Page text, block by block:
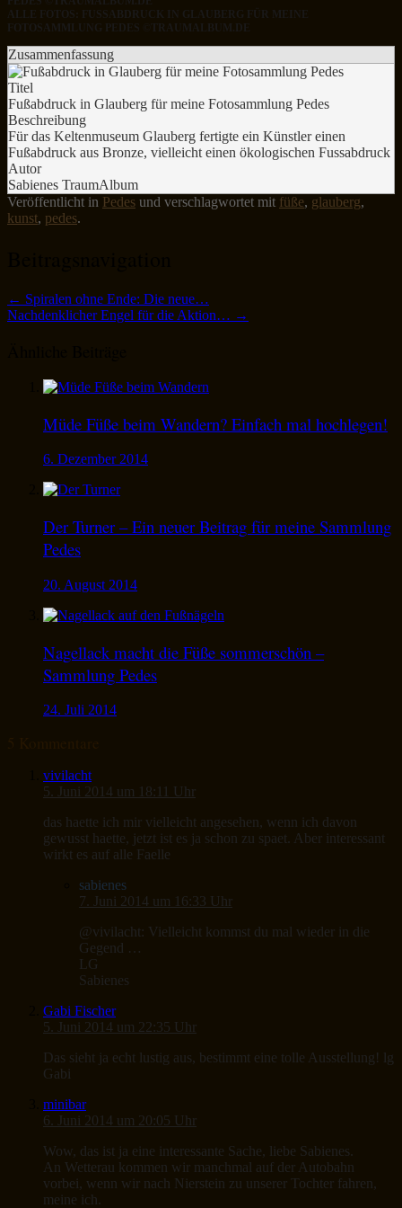
ALLE FOTOS: FUSSABDRUCK IN GLAUBERG FÜR MEINE F
OTOSAMMLUNG PEDES ©TRAUMALBUM.DE
Zusammenfassung
Titel
Fußabdruck in Glauberg für meine Fotosammlung Pedes
Beschreibung
Für das Keltenmuseum Glauberg fertigte ein Künstler einen
Fußabdruck aus Bronze, vielleicht einen ökologischen Fussabdruck
Autor
Sabienes TraumAlbum
Veröffentlicht in Pedes und verschlagwortet mit füße, glauberg,
kunst, pedes.
← Spiralen ohne Ende: Die neue…
Nachdenklicher Engel für die Aktion… →
Müde Füße beim Wandern? Einfach mal hochlegen!
6. Dezember 2014
Der Turner – Ein neuer Beitrag für meine Sammlung
Pedes
20. August 2014
Nagellack macht die Füße sommerschön –
Sammlung Pedes
24. Juli 2014
vivilacht
5. Juni 2014 um 18:11 Uhr
das haette ich mir vielleicht angesehen, wenn ich davon
gewusst haette, jetzt ist es ja schon zu spaet. Aber interessant
wirkt es auf alle Faelle
sabienes
7. Juni 2014 um 16:33 Uhr
@vivilacht: Vielleicht kommst du mal wieder in die
Gegend …
LG
Sabienes
Gabi Fischer
5. Juni 2014 um 22:35 Uhr
Das sieht ja echt lustig aus, bestimmt eine tolle Ausstellung! lg
Gabi
minibar
6. Juni 2014 um 20:05 Uhr
Wow, das ist ja eine interessante Sache, liebe Sabienes.
An Wetterau kommen wir manchmal auf der Autobahn
vorbei, wenn wir nach Nierstein zu unserer Tochter fahren,
meine ich.